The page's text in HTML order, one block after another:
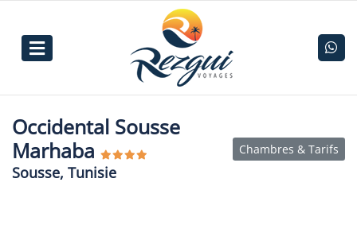
Occidental Sousse
Marhaba
Sousse, Tunisie
Chambres & Tarifs